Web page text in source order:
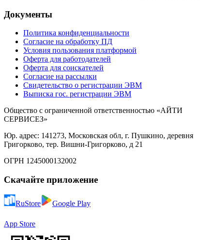
Документы
Политика конфиденциальности
Согласие на обработку ПД
Условия пользования платформой
Оферта для работодателей
Оферта для соискателей
Согласие на рассылки
Свидетельство о регистрации ЭВМ
Выписка гос. регистрации ЭВМ
Общество с ограниченной ответственностью «АЙТИ
СЕРВИСЕЗ»
Юр. адрес: 141273, Московская обл, г. Пушкино, деревня
Григорково, тер. Вишни-Григорково, д 21
ОГРН 1245000132002
Скачайте приложение
RuStore Google Play
App Store